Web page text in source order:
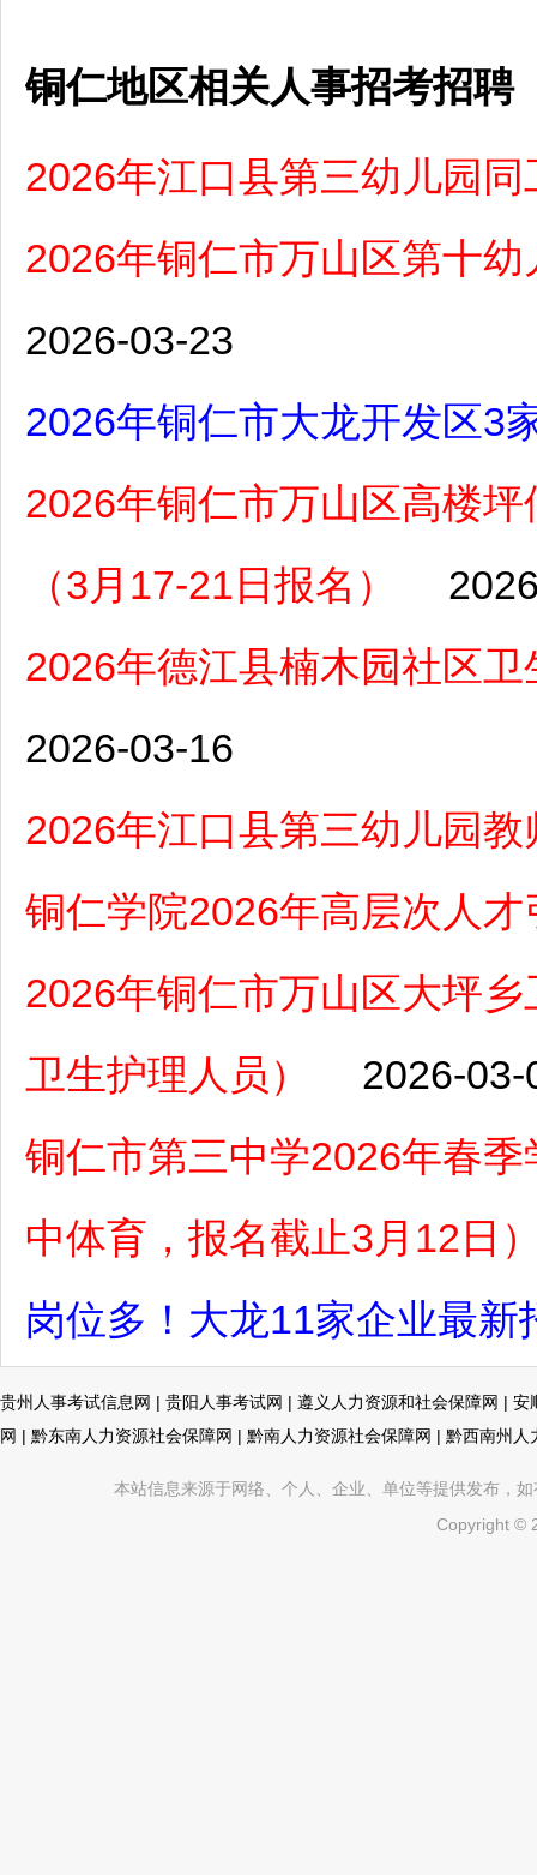
铜仁地区相关人事招考招聘
2026年江口县第三幼儿园
2026年铜仁市万山区第十
2026-03-23
2026年铜仁市大龙开发区3
2026年铜仁市万山区高楼
（3月17-21日报名）
2026年德江县楠木园社区
2026-03-16
2026年江口县第三幼儿园
铜仁学院2026年高层次人才
2026年铜仁市万山区大坪
卫生护理人员）
2026-03-
铜仁市第三中学2026年春
中体育，报名截止3月12日
岗位多！大龙11家企业最新
贵州人事考试信息网 | 贵阳人事考试网 | 遵义人力资源和社会保障网 | 安
网 | 黔东南人力资源社会保障网 | 黔南人力资源社会保障网 | 黔西南州人
本站信息来源于网络、个人、企业、单位等提供发布，
Copyright ©